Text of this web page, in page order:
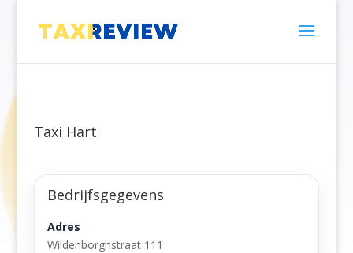
Taxi Hart
Bedrijfsgegevens
Adres
Wildenborghstraat 111